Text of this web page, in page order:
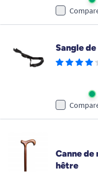
Sangle
Canne de
hêtre